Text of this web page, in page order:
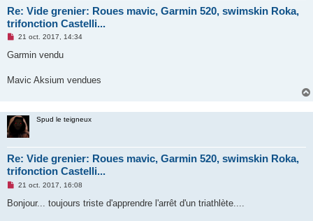
Re: Vide grenier: Roues mavic, Garmin 520, swimskin Roka,
trifonction Castelli...
M
s
g
n
l
u
21 oct. 2017, 14:34
Garmin vendu
Mavic Aksium vendues
Spud le teigneux
Re: Vide grenier: Roues mavic, Garmin 520, swimskin Roka,
trifonction Castelli...
M
s
21 oct. 2017, 16:08
Bonjour... toujours triste d'apprendre l'arrêt d'un triathlète....